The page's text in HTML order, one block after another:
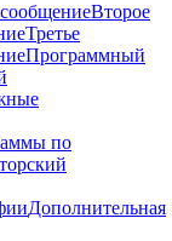
Второе
Третье
Программный
по
Дополнительная